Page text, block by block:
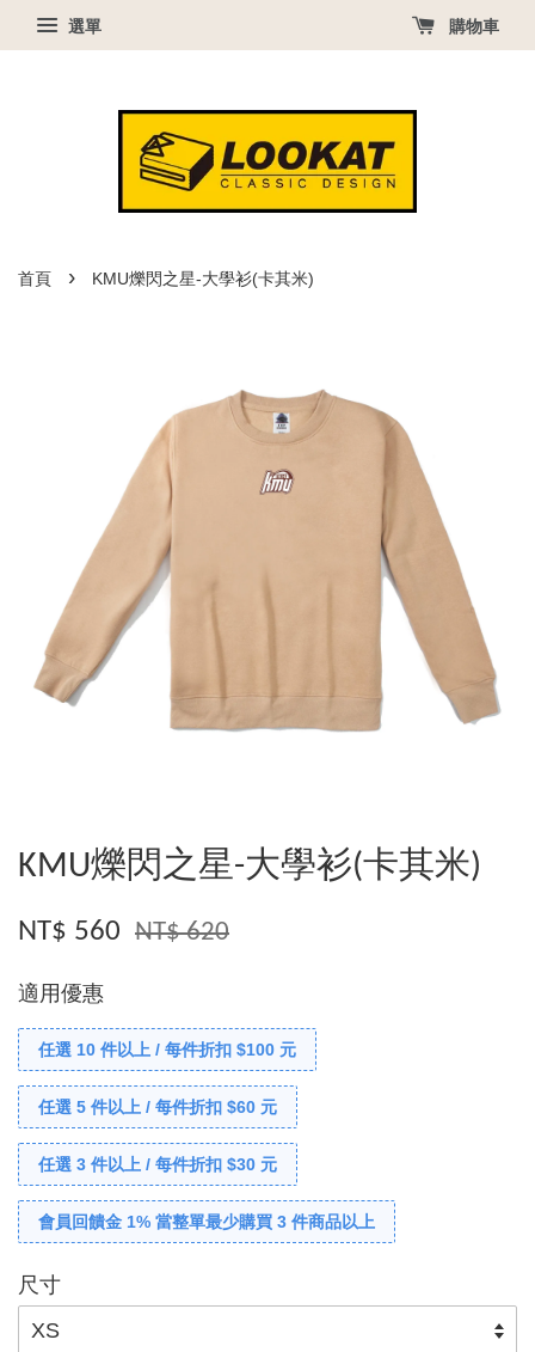
選單 購物車
首頁 › KMU爍閃之星-大學衫(卡其米)
KMU爍閃之星-大學衫(卡其米)
NT$ 560 NT$ 620
適用優惠
任選 10 件以上 / 每件折扣 $100 元
任選 5 件以上 / 每件折扣 $60 元
任選 3 件以上 / 每件折扣 $30 元
會員回饋金 1% 當整單最少購買 3 件商品以上
尺寸